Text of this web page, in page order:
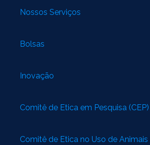
Nossos Serviços
Bolsas
Inovação
Comitê de Ética em Pesquisa (CEP)
Comitê de Ética no Uso de Animais